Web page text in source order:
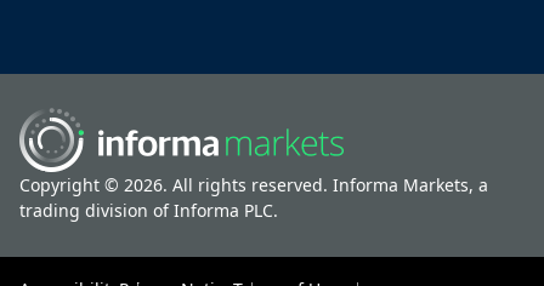
Copyright © 2026. All rights reserved. Informa Markets, a
trading division of Informa PLC.